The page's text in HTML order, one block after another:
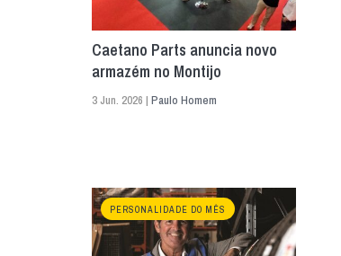
Caetano Parts anuncia novo
armazém no Montijo
3 Jun. 2026 | Paulo Homem
PERSONALIDADE DO MÊS